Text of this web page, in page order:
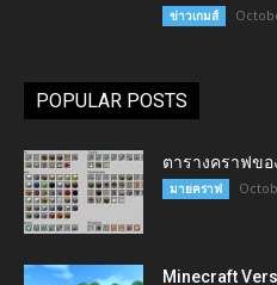
ข่าวเกมส์
POPULAR POSTS
ตารางคราฟขอ
มายคราฟ
Minecraft